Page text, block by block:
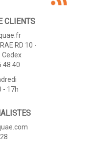
CLIENTS
RD 10 -
Cedex
48 40
- 17h